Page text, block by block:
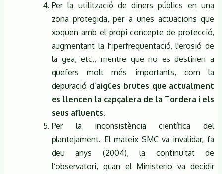
Per la utilització de diners públics en una
zona protegida, per a unes actuacions que
xoquen amb el propi concepte de protecció,
augmentant la hiperfreqüentació, l'erosió de
la gea, etc., mentre que no es destinen a
quefers molt més importants, com la
depuració d’aigües brutes que actualment
es llencen la capçalera de la Tordera i els
seus afluents.
Per la inconsistència científica del
plantejament. El mateix SMC va invalidar, fa
deu anys (2004), la continuïtat de
l’observatori, quan el Ministerio va decidir